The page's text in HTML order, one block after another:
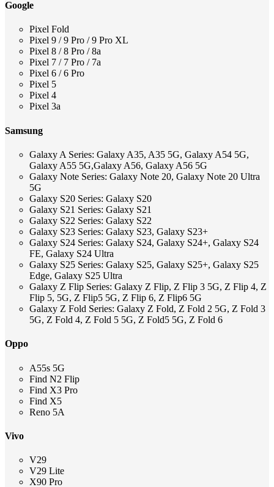
Google
Pixel Fold
Pixel 9 / 9 Pro / 9 Pro XL
Pixel 8 / 8 Pro / 8a
Pixel 7 / 7 Pro / 7a
Pixel 6 / 6 Pro
Pixel 5
Pixel 4
Pixel 3a
Samsung
Galaxy A Series: Galaxy A35, A35 5G, Galaxy A54 5G,
Galaxy A55 5G,Galaxy A56, Galaxy A56 5G
Galaxy Note Series: Galaxy Note 20, Galaxy Note 20 Ultra
5G
Galaxy S20 Series: Galaxy S20
Galaxy S21 Series: Galaxy S21
Galaxy S22 Series: Galaxy S22
Galaxy S23 Series: Galaxy S23, Galaxy S23+
Galaxy S24 Series: Galaxy S24, Galaxy S24+, Galaxy S24
FE, Galaxy S24 Ultra
Galaxy S25 Series: Galaxy S25, Galaxy S25+, Galaxy S25
Edge, Galaxy S25 Ultra
Galaxy Z Flip Series: Galaxy Z Flip, Z Flip 3 5G, Z Flip 4, Z
Flip 5, 5G, Z Flip5 5G, Z Flip 6, Z Flip6 5G
Galaxy Z Fold Series: Galaxy Z Fold, Z Fold 2 5G, Z Fold 3
5G, Z Fold 4, Z Fold 5 5G, Z Fold5 5G, Z Fold 6
Oppo
A55s 5G
Find N2 Flip
Find X3 Pro
Find X5
Reno 5A
Vivo
V29
V29 Lite
X90 Pro